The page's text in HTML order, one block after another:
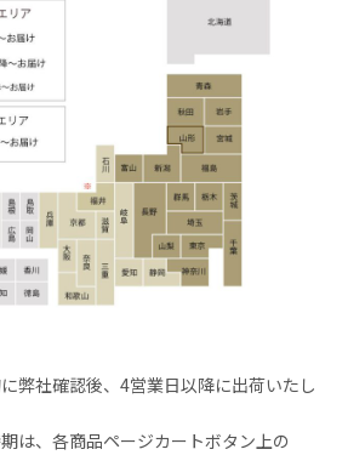
弊社確認後、4営業日以降に出荷いたし
は、各商品ページカートボタン上の